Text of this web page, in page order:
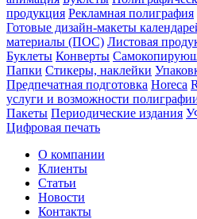
продукция Рекламная полиграфия
Готовые дизайн-макеты
материалы (ПОС) Листовая
Буклеты Конверты
Папки Стикеры, наклейки
Предпечатная подготовка Horeca
услуги и возможности
Пакеты Периодические издания
Цифровая печать
О компании
Клиенты
Статьи
Новости
Контакты